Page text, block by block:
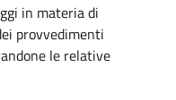
in materia di
provvedimenti
le relative